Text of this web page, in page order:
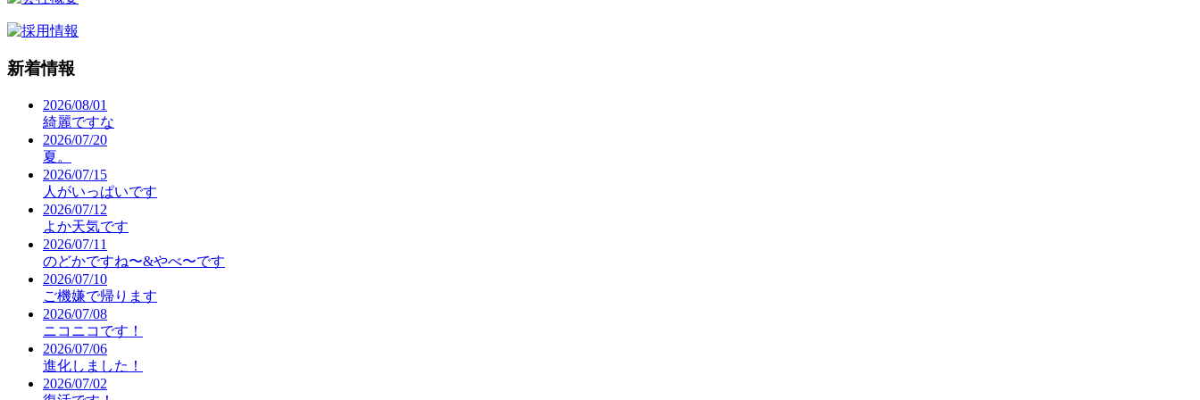
新着情報
2026/08/01
綺麗ですな
2026/07/20
夏。
2026/07/15
人がいっぱいです
2026/07/12
よか天気です
2026/07/11
のどかですね〜&やべ〜です
2026/07/10
ご機嫌で帰ります
2026/07/08
ニコニコです！
2026/07/06
進化しました！
2026/07/02